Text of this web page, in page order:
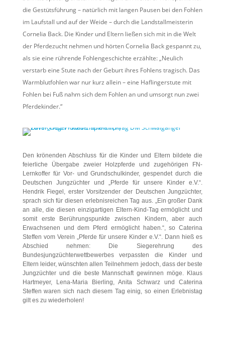
die Gestütsführung – natürlich mit langen Pausen bei den Fohlen
im Laufstall und auf der Weide – durch die Landstallmeisterin
Cornelia Back. Die Kinder und Eltern ließen sich mit in die Welt
der Pferdezucht nehmen und hörten Cornelia Back gespannt zu,
als sie eine rührende Fohlengeschichte erzählte: „Neulich
verstarb eine Stute nach der Geburt ihres Fohlens tragisch. Das
Warmblutfohlen war nur kurz allein – eine Haflingerstute mit
Fohlen bei Fuß nahm sich dem Fohlen an und umsorgt nun zwei
Pferdekinder.“
Den krönenden Abschluss für die Kinder und Eltern bildete die
feierliche Übergabe zweier Holzpferde und zugehörigen FN-
Lernkoffer für Vor- und Grundschulkinder, gespendet durch die
Deutschen Jungzüchter und „Pferde für unsere Kinder e.V.“.
Hendrik Fiegel, erster Vorsitzender der Deutschen Jungzüchter,
sprach sich für diesen erlebnisreichen Tag aus. „Ein großer Dank
an alle, die diesen einzigartigen Eltern-Kind-Tag ermöglicht und
somit erste Berührungspunkte zwischen Kindern, aber auch
Erwachsenen und dem Pferd ermöglicht haben.“, so Caterina
Steffen vom Verein „Pferde für unsere Kinder e.V.“. Dann hieß es
Abschied nehmen: Die Siegerehrung des
Bundesjungzüchterwettbewerbes verpassten die Kinder und
Eltern leider, wünschten allen Teilnehmern jedoch, dass der beste
Jungzüchter und die beste Mannschaft gewinnen möge. Klaus
Hartmeyer, Lena-Maria Bierling, Anita Schwarz und Caterina
Steffen waren sich nach diesem Tag einig, so einen Erlebnistag
gilt es zu wiederholen!